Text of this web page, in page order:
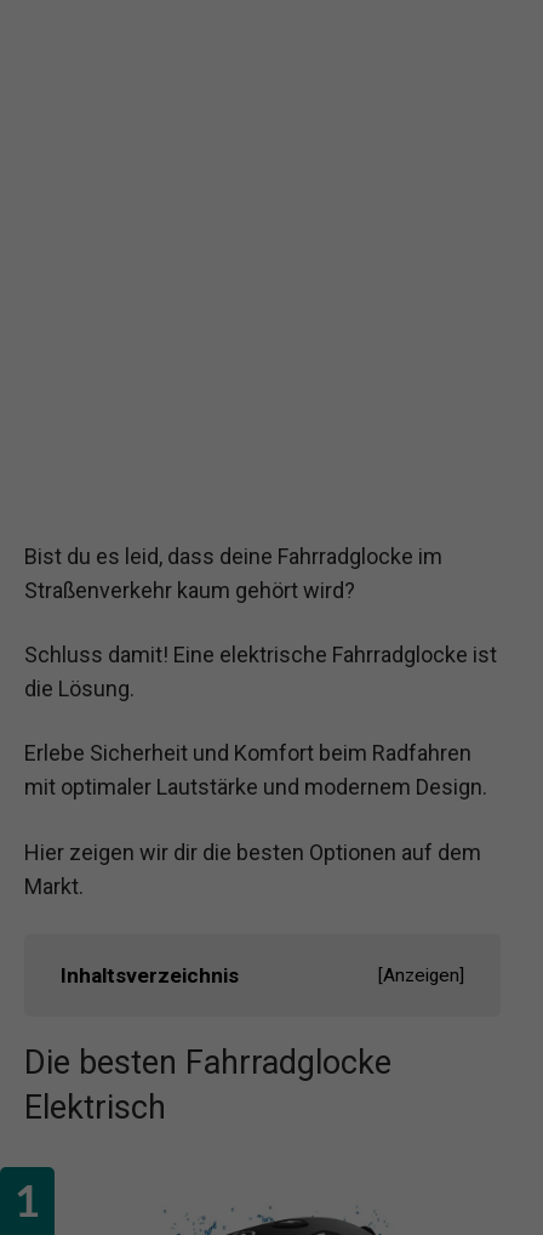
Bist du es leid, dass deine Fahrradglocke im
Straßenverkehr kaum gehört wird?
Schluss damit! Eine elektrische Fahrradglocke ist
die Lösung.
Erlebe Sicherheit und Komfort beim Radfahren
mit optimaler Lautstärke und modernem Design.
Hier zeigen wir dir die besten Optionen auf dem
Markt.
Inhaltsverzeichnis [Anzeigen]
Die besten Fahrradglocke
Elektrisch